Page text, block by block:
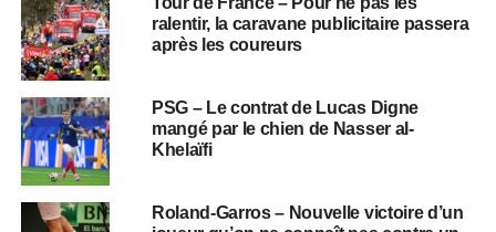
ralentir, la caravane publicitaire passera
après les coureurs
PSG – Le contrat de Lucas Digne
mangé par le chien de Nasser al-
Khelaïfi
Roland-Garros – Nouvelle victoire d’un